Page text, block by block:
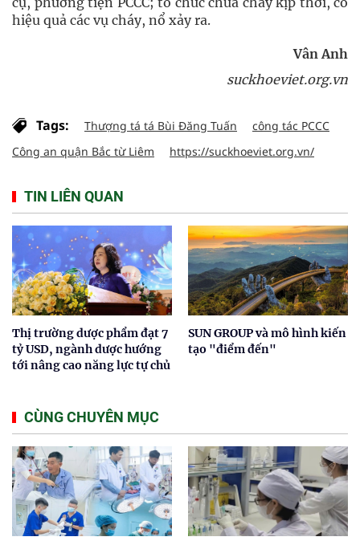
hiệu quả các vụ cháy, nổ xảy ra.
Vân Anh
suckhoeviet.org.vn
Tags: Thượng tá tá Bùi Đăng Tuấn
công tác PCCC
Công an quận Bắc từ Liêm
https://suckhoeviet.org.vn/
TIN LIÊN QUAN
Thị trường dược phẩm đạt 7
tỷ USD, ngành dược hướng
tới nâng cao năng lực tự chủ
SUN GROUP và mô hình kiến
tạo "điểm đến"
CÙNG CHUYÊN MỤC